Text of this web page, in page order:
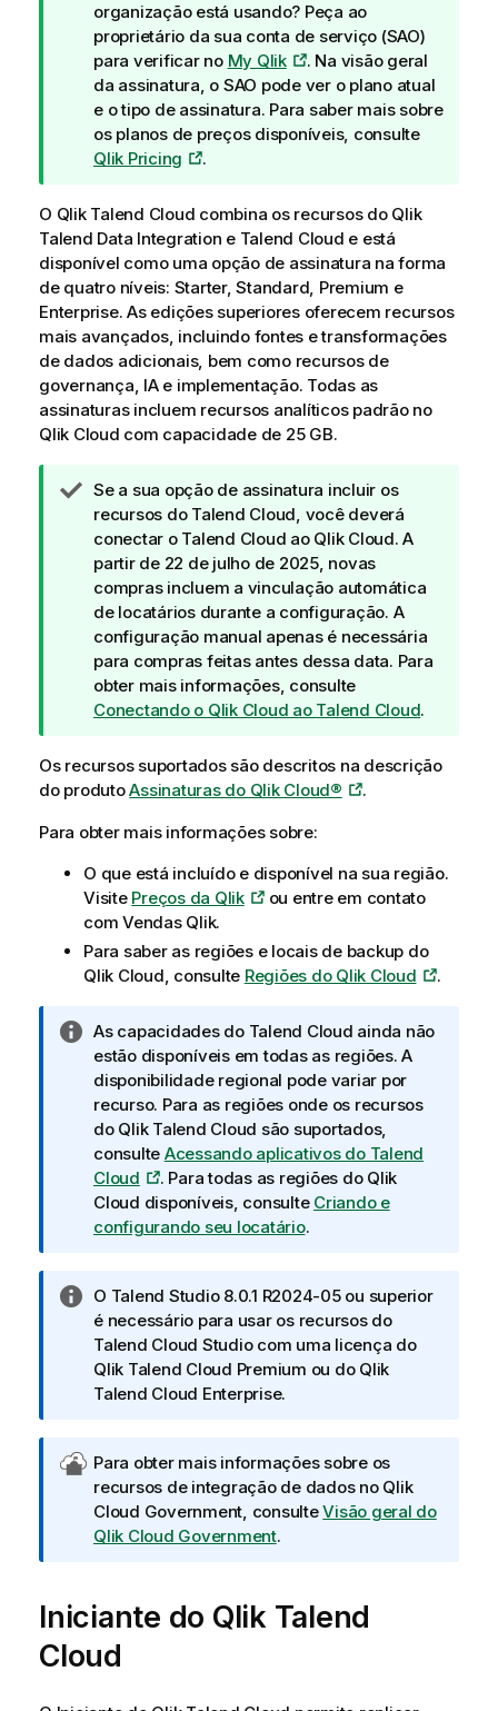
t
a
d
e
d
i
c
organização está usando? Peça ao
proprietário da sua conta de serviço (SAO)
para verificar no My Qlik
. Na visão geral
da assinatura, o SAO pode ver o plano atual
e o tipo de assinatura. Para saber mais sobre
os planos de preços disponíveis, consulte
Qlik Pricing
.
O Qlik Talend Cloud combina os recursos do Qlik
Talend Data Integration e Talend Cloud e está
disponível como uma opção de assinatura na forma
de quatro níveis: Starter, Standard, Premium e
Enterprise. As edições superiores oferecem recursos
mais avançados, incluindo fontes e transformações
de dados adicionais, bem como recursos de
governança, IA e implementação. Todas as
assinaturas incluem recursos analíticos padrão no
Qlik Cloud com capacidade de 25 GB.
N
o
t
a
d
e
d
i
c
a
Se a sua opção de assinatura incluir os
recursos do Talend Cloud, você deverá
conectar o Talend Cloud ao Qlik Cloud. A
partir de 22 de julho de 2025, novas
compras incluem a vinculação automática
de locatários durante a configuração. A
configuração manual apenas é necessária
para compras feitas antes dessa data. Para
obter mais informações, consulte
Conectando o Qlik Cloud ao Talend Cloud.
Os recursos suportados são descritos na descrição
do produtoAssinaturas do Qlik Cloud®
.
Para obter mais informações sobre:
O que está incluído e disponível na sua região.
Visite Preços da Qlik
ou entre em contato
com Vendas Qlik.
Para saber as regiões e locais de backup do
Qlik Cloud, consulte Regiões do Qlik Cloud .
N
o
t
a
i
n
f
o
r
t
i
v
a
As capacidades do Talend Cloud ainda não
estão disponíveis em todas as regiões. A
disponibilidade regional pode variar por
recurso. Para as regiões onde os recursos
do Qlik Talend Cloud são suportados,
consulte Acessando aplicativos do Talend
Cloud
. Para todas as regiões do Qlik
Cloud disponíveis, consulte Criando e
configurando seu locatário.
N
o
t
a
i
o
r
m
a
v
O Talend Studio 8.0.1 R2024-05 ou superior
é necessário para usar os recursos do
Talend Cloud Studio com uma licença do
Qlik Talend Cloud Premium ou do Qlik
Talend Cloud Enterprise.
N
o
t
a
v
e
r
Para obter mais informações sobre os
recursos de integração de dados no Qlik
Cloud Government, consulteVisão geral do
Qlik Cloud Government.
Iniciante do Qlik Talend
Cloud